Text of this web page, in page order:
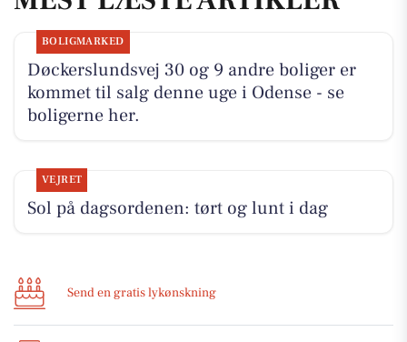
BOLIGMARKED
Døckerslundsvej 30 og 9 andre boliger er
kommet til salg denne uge i Odense - se
boligerne her.
VEJRET
Sol på dagsordenen: tørt og lunt i dag
Send en gratis lykønskning